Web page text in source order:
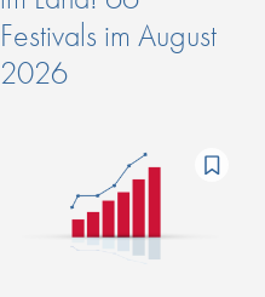
Festivals im August
2026